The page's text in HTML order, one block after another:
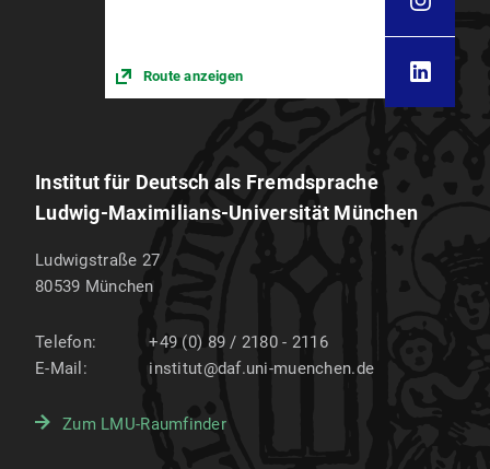
Route anzeigen
Institut für Deutsch als Fremdsprache
Ludwig-Maximilians-Universität München
Ludwigstraße 27
80539 München
Telefon:
+49 (0) 89 / 2180 - 2116
E-Mail:
institut@daf.uni-muenchen.de
Zum LMU-Raumfinder